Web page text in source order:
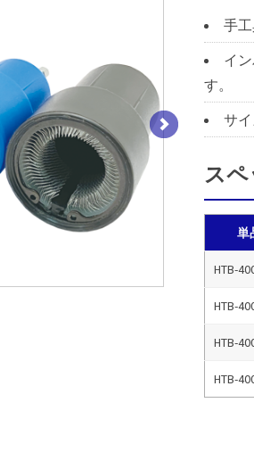
手
イ
す。
サ
スペ
単
HTB-
HTB-
HTB-
HTB-